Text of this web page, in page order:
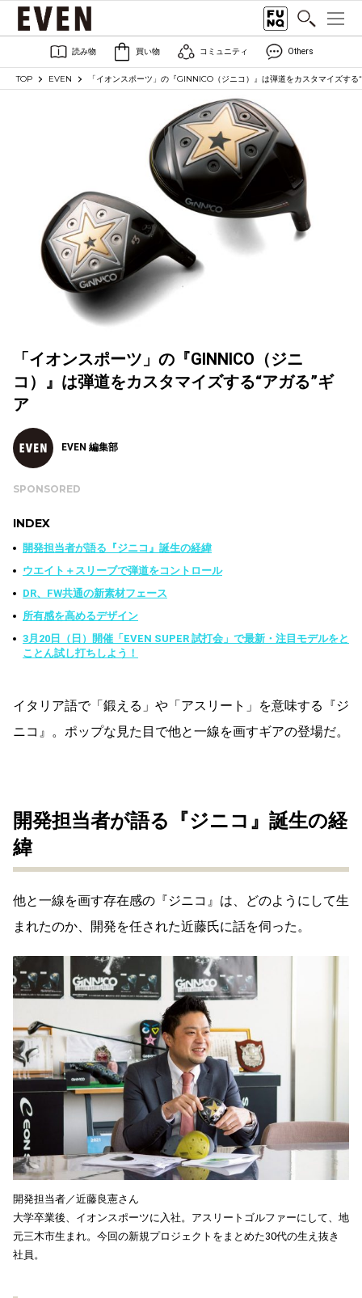
読み物 買い物 コミュニティ Others
TOP EVEN 「イオンスポーツ」の『GINNICO（ジニコ）』は弾道をカスタマイズする
「イオンスポーツ」の『GINNICO（ジニ
コ）』は弾道をカスタマイズする“アガる”ギ
ア
EVEN 編集部
SPONSORED
INDEX
開発担当者が語る『ジニコ』誕生の経緯
ウエイト＋スリーブで弾道をコントロール
DR、FW共通の新素材フェース
所有感を高めるデザイン
3月20日（日）開催「EVEN SUPER 試打会」で最新・注目モデルをと
ことん試し打ちしよう！
イタリア語で「鍛える」や「アスリート」を意味する『ジ
ニコ』。ポップな見た目で他と一線を画すギアの登場だ。
開発担当者が語る『ジニコ』誕生の経
緯
他と一線を画す存在感の『ジニコ』は、どのようにして生
まれたのか、開発を任された近藤氏に話を伺った。
開発担当者／近藤良憲さん
大学卒業後、イオンスポーツに入社。アスリートゴルファーにして、地
元三木市生まれ。今回の新規プロジェクトをまとめた30代の生え抜き
社員。